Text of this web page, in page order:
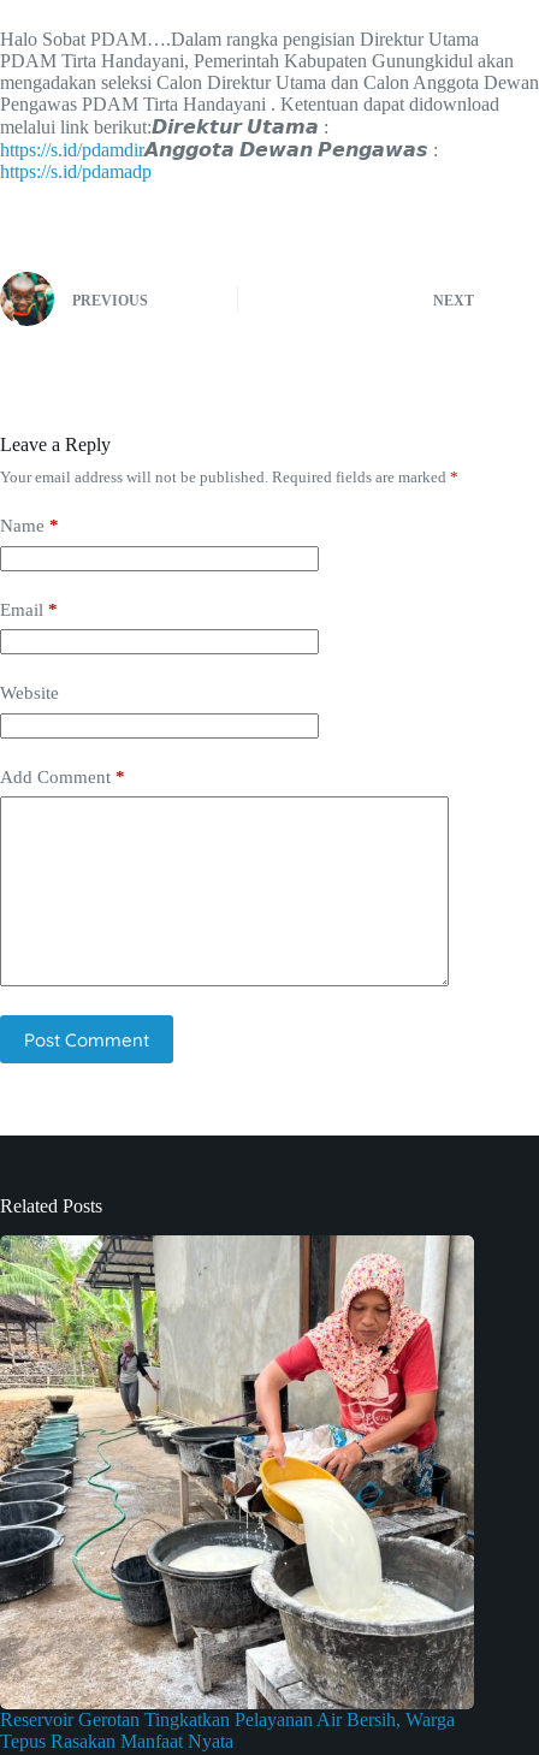
Halo Sobat PDAM….Dalam rangka pengisian Direktur Utama
PDAM Tirta Handayani, Pemerintah Kabupaten Gunungkidul akan
mengadakan seleksi Calon Direktur Utama dan Calon Anggota Dewan
Pengawas PDAM Tirta Handayani . Ketentuan dapat didownload
melalui link berikut:𝘿𝙞𝙧𝙚𝙠𝙩𝙪𝙧 𝙐𝙩𝙖𝙢𝙖 :
https://s.id/pdamdir𝘼𝙣𝙜𝙜𝙤𝙩𝙖 𝘿𝙚𝙬𝙖𝙣 𝙋𝙚𝙣𝙜𝙖𝙬𝙖𝙨 :
https://s.id/pdamadp
PREVIOUS NEXT
Leave a Reply
Your email address will not be published. Required fields are marked *
Name *
Email *
Website
Add Comment *
Post Comment
Related Posts
Reservoir Gerotan Tingkatkan Pelayanan Air Bersih, Warga
Tepus Rasakan Manfaat Nyata